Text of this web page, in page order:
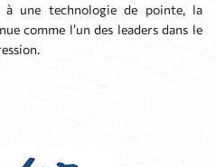
à une technologie de pointe, la
comme l’un des leaders dans le